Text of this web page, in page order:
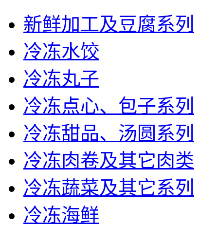
新鲜加工及豆腐系列
冷冻水饺
冷冻丸子
冷冻点心、包子系列
冷冻甜品、汤圆系列
冷冻肉卷及其它肉类
冷冻蔬菜及其它系列
冷冻海鲜